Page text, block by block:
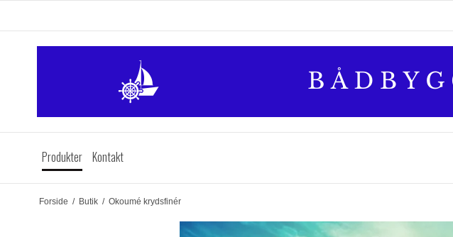
Produkter Kontakt
Forside / Butik / Okoumé krydsfinér